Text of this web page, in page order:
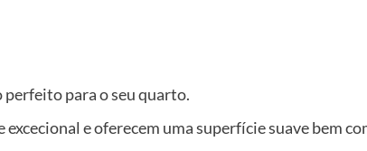
perfeito para o seu quarto.
e oferecem uma superfície suave bem